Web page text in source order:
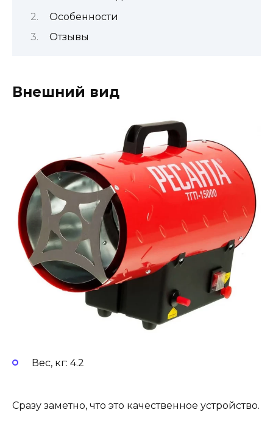
Особенности
Отзывы
Внешний вид
Вес, кг: 4.2
Сразу заметно, что это качественное устройство.